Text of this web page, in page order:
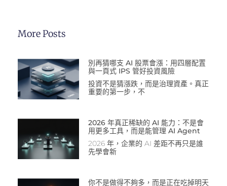
More Posts
別再猜哪支 AI 股票會漲：用四層配置
與一頁式 IPS 管好投資風險
投資不是猜漲跌，而是治理資產。真正
重要的第一步，不
2026 年真正稀缺的 AI 能力：不是會
用更多工具，而是能管理 AI Agent
2026 年，企業的 AI 差距不再只是誰
先學會新
你不是做得不夠多，而是正在吃掉明天